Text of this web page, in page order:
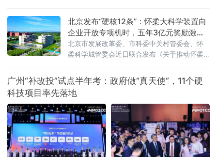
北京发布“硬核12条”：怀柔大科学装置向
企业开放专项机时，五年3亿元奖励激
活“国之重器”
北京市发展改革委、市科委中关村管委会、怀
柔科学城管委会近日联合发布《关于推动怀柔
措施》（以下简称《措施》），从优化组织建
设模式、支持开展重大科研任务、健全开放运
行机制、支持科技成果转化落地等四个方面推
出12条举措。这是怀柔综合性国家科学中心进
入“运行为主”新阶段后，北京首次系统出台针对
重大科技基础设施集群的全链条管理运行政策
广州“补改投”试点半年考：政府做“真天使”，11个硬
科技项目率先落地